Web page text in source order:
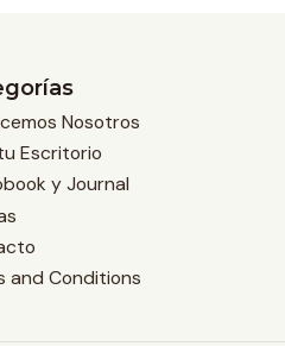
Nosotros
Escritorio
y Journal
and Conditions